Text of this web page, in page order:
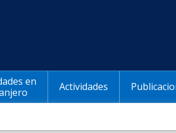
en
Actividades